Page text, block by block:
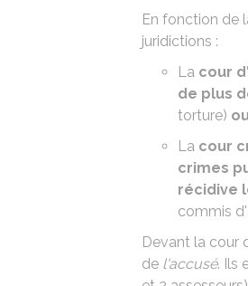
En fonction de
juridictions :
La cour
de plus
torture)
La cour
crimes
récidive
commis
Devant la cour
de l'accusé. Ils